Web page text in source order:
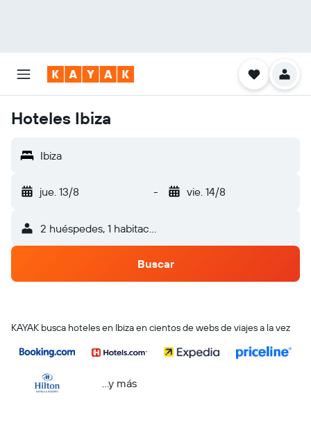
Hoteles Ibiza
Ibiza
jue. 13/8 - vie. 14/8
2 huéspedes, 1 habitación
Buscar
KAYAK busca hoteles en Ibiza en cientos de webs de viajes a la vez
...y más